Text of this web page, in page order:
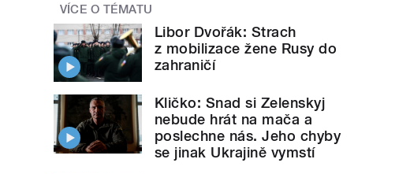
VÍCE O TÉMATU
Libor Dvořák: Strach
z mobilizace žene Rusy do
zahraničí
Kličko: Snad si Zelenskyj
nebude hrát na mača a
poslechne nás. Jeho chyby
se jinak Ukrajině vymstí